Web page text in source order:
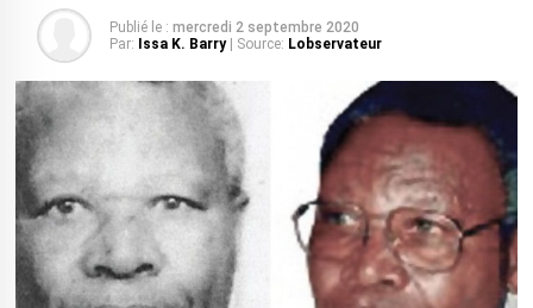
Publié le : mercredi 2 septembre 2020
Par:
Issa K. Barry | Source: Lobservateur